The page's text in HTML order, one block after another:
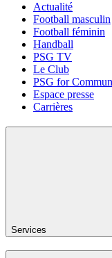
Actualité
Football masculin
Football féminin
Handball
PSG TV
Le Club
PSG for
Espace presse
Carrières
Services